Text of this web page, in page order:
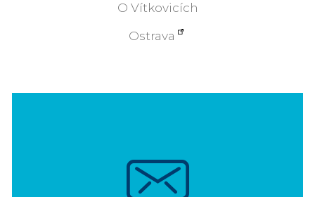
O Vítkovicích
Ostrava